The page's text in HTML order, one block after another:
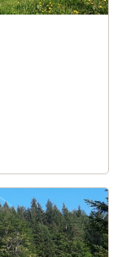
Kurzeck
Lenzau